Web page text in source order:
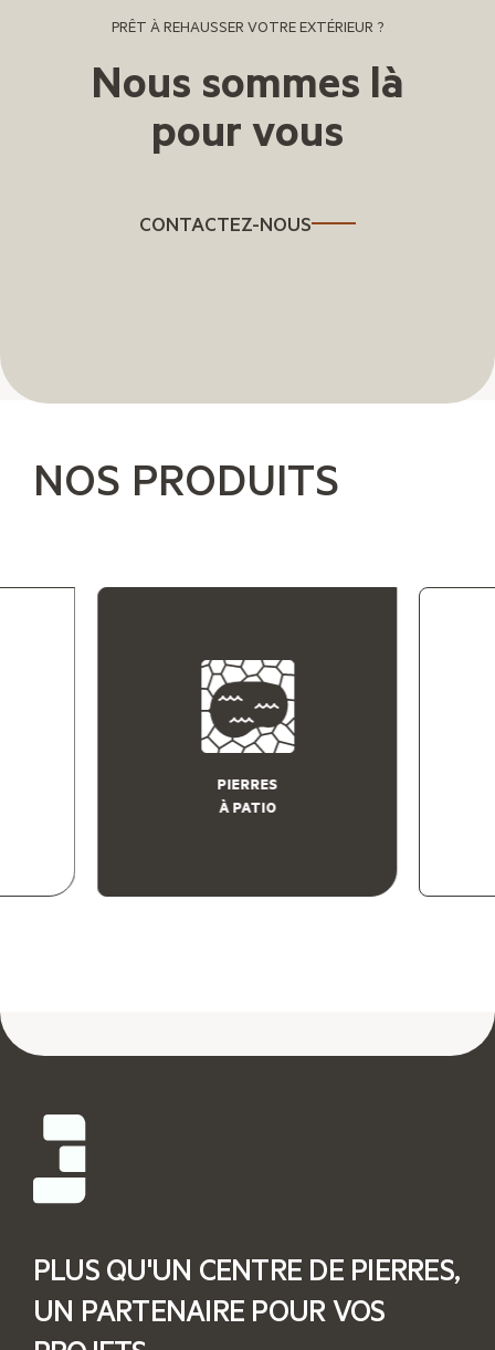
PRÊT À REHAUSSER VOTRE EXTÉRIEUR ?
Nous sommes là
pour vous
CONTACTEZ-NOUS
NOS PRODUITS
PIERRES
À PATIO
PLUS QU'UN CENTRE DE PIERRES,
UN PARTENAIRE POUR VOS